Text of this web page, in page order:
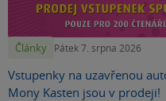
Články Pátek 7. srpna 2026
Vstupenky na uzavřenou
Mony Kasten jsou v prodeji!